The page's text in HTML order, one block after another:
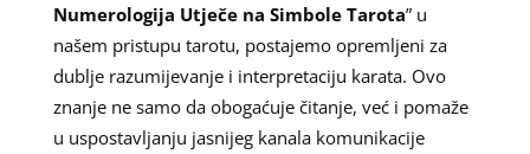
Numerologija Utječe na Simbole Tarota” u
našem pristupu tarotu, postajemo opremljeni za
dublje razumijevanje i interpretaciju karata. Ovo
znanje ne samo da obogaćuje čitanje, već i pomaže
u uspostavljanju jasnijeg kanala komunikacije